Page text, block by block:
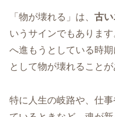
「物が壊れる」は、 古
いうサインでもありま
へ進もうとしている時
として物が壊れることが
特に人生の岐路や、仕